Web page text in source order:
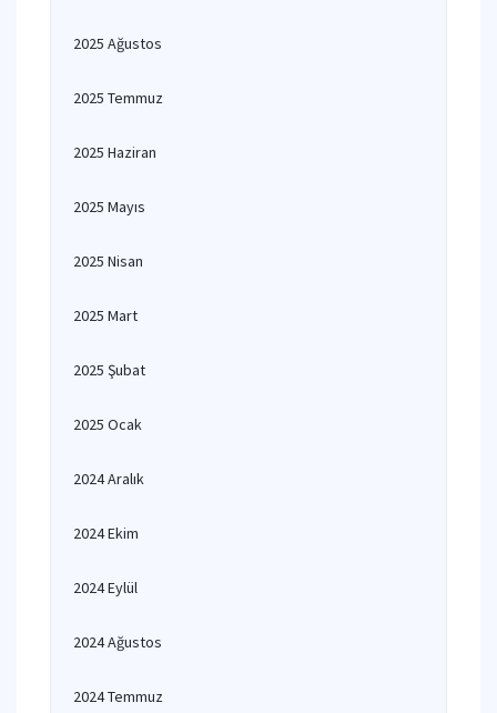
2025 Ağustos
2025 Temmuz
2025 Haziran
2025 Mayıs
2025 Nisan
2025 Mart
2025 Şubat
2025 Ocak
2024 Aralık
2024 Ekim
2024 Eylül
2024 Ağustos
2024 Temmuz